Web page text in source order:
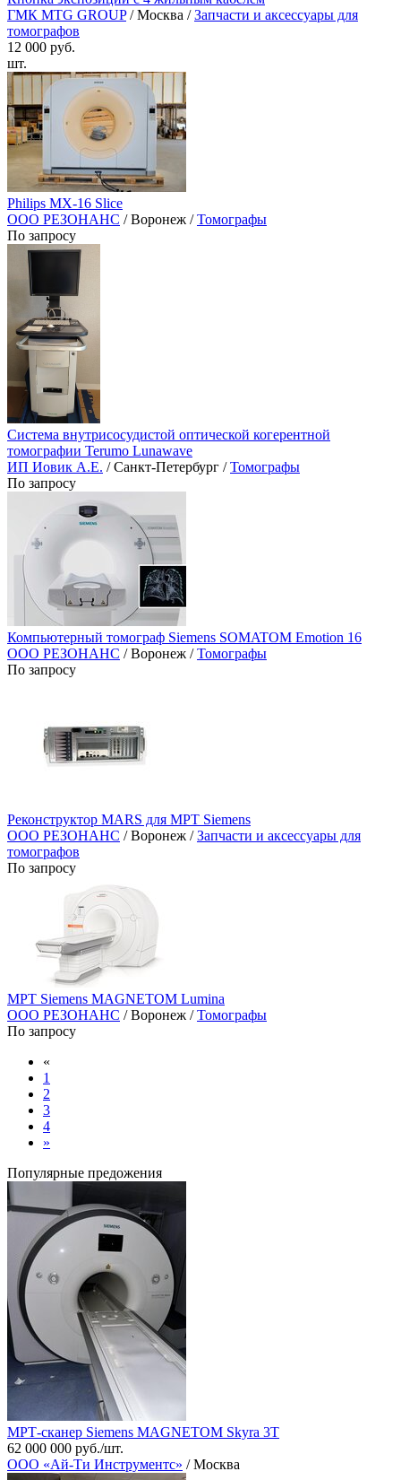
ГМК MTG GROUP/ Москва /Запчасти и аксессуары для
томографов
12 000 руб.
шт.
Philips MX-16 Slice
ООО РЕЗОНАНС / Воронеж /Томографы
По запросу
Система внутрисосудистой оптической когерентной
томографии Terumo Lunawave
ИП Иовик А.Е. / Санкт-Петербург /Томографы
По запросу
Компьютерный томограф Siemens SOMATOM Emotion 16
ООО РЕЗОНАНС / Воронеж /Томографы
По запросу
Реконструктор MARS для МРТ Siemens
ООО РЕЗОНАНС / Воронеж /Запчасти и аксессуары для
томографов
По запросу
МРТ Siemens MAGNETOM Lumina
ООО РЕЗОНАНС / Воронеж /Томографы
По запросу
«
1
2
3
4
»
Популярные предожения
МРТ-сканер Siemens MAGNETOM Skyra 3T
62 000 000 руб./шт.
ООО «Ай-Ти Инструментс» / Москва